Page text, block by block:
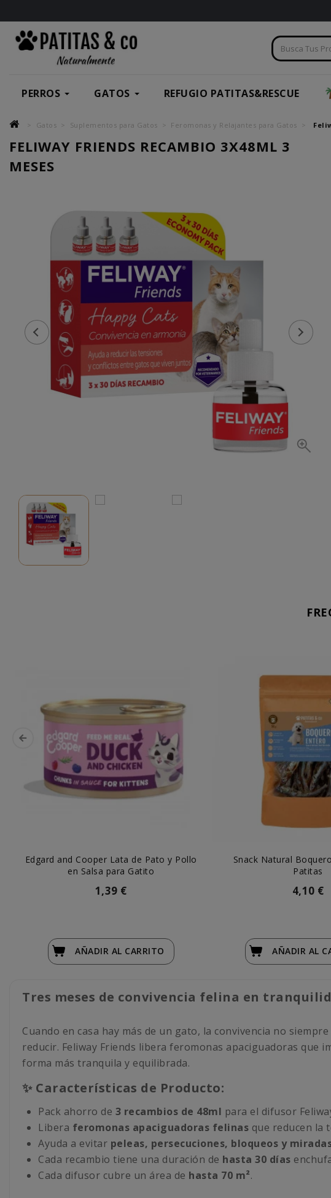
PERROS GATOS REFUGIO PATITAS&RESCUE
Gatos Suplementos para Gatos Feromonas y Relajantes para Gatos
FELIWAY FRIENDS RECAMBIO 3X48ML 3
MESES
Edgard and Cooper Lata de Pato y Pollo
en Salsa para Gatito
1,39 €
AÑADIR AL CARRITO
Snack Natural
Patitas
4,10 €
AÑADIR AL
Tres meses de convivencia felina en
Cuando en casa hay más de un gato, la convivencia no
reducir. Feliway Friends libera feromonas apaciguadoras que
forma más tranquila y equilibrada.
✨ Características de Producto:
Pack ahorro de 3 recambios de 48ml para el difusor
Libera feromonas apaciguadoras felinas que reducen la
Ayuda a evitar peleas, persecuciones, bloqueos y
Cada recambio tiene una duración de hasta 30 días
Cada difusor cubre un área de hasta 70 m².